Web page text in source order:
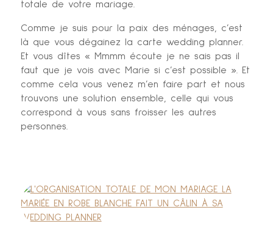
totale de votre mariage.
Comme je suis pour la paix des ménages, c’est
là que vous dégainez la carte wedding planner.
Et vous dîtes « Mmmm écoute je ne sais pas il
faut que je vois avec Marie si c’est possible ». Et
comme cela vous venez m’en faire part et nous
trouvons une solution ensemble, celle qui vous
correspond à vous sans froisser les autres
personnes.